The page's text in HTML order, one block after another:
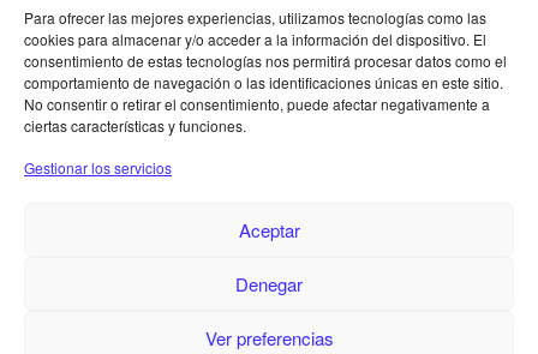
Para ofrecer las mejores experiencias, utilizamos tecnologías como las
cookies para almacenar y/o acceder a la información del dispositivo. El
consentimiento de estas tecnologías nos permitirá procesar datos como el
comportamiento de navegación o las identificaciones únicas en este sitio.
No consentir o retirar el consentimiento, puede afectar negativamente a
ciertas características y funciones.
Gestionar los servicios
Aceptar
Denegar
Ver preferencias
Copyright © 2024 Jaestic S.L. Todos los derechos
¿Necesitas ayuda?